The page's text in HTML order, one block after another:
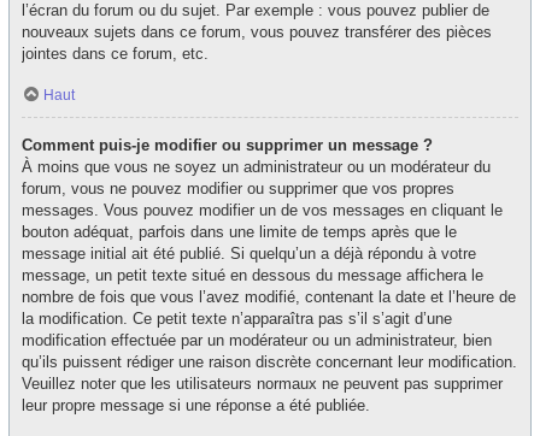
l’écran du forum ou du sujet. Par exemple : vous pouvez publier de
nouveaux sujets dans ce forum, vous pouvez transférer des pièces
jointes dans ce forum, etc.
Haut
Comment puis-je modifier ou supprimer un message ?
À moins que vous ne soyez un administrateur ou un modérateur du
forum, vous ne pouvez modifier ou supprimer que vos propres
messages. Vous pouvez modifier un de vos messages en cliquant le
bouton adéquat, parfois dans une limite de temps après que le
message initial ait été publié. Si quelqu’un a déjà répondu à votre
message, un petit texte situé en dessous du message affichera le
nombre de fois que vous l’avez modifié, contenant la date et l’heure de
la modification. Ce petit texte n’apparaîtra pas s’il s’agit d’une
modification effectuée par un modérateur ou un administrateur, bien
qu’ils puissent rédiger une raison discrète concernant leur modification.
Veuillez noter que les utilisateurs normaux ne peuvent pas supprimer
leur propre message si une réponse a été publiée.